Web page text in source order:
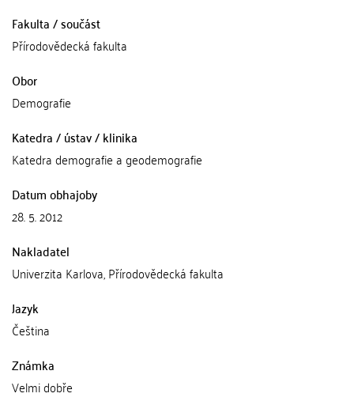
Fakulta / součást
Přírodovědecká fakulta
Obor
Demografie
Katedra / ústav / klinika
Katedra demografie a geodemografie
Datum obhajoby
28. 5. 2012
Nakladatel
Univerzita Karlova, Přírodovědecká fakulta
Jazyk
Čeština
Známka
Velmi dobře